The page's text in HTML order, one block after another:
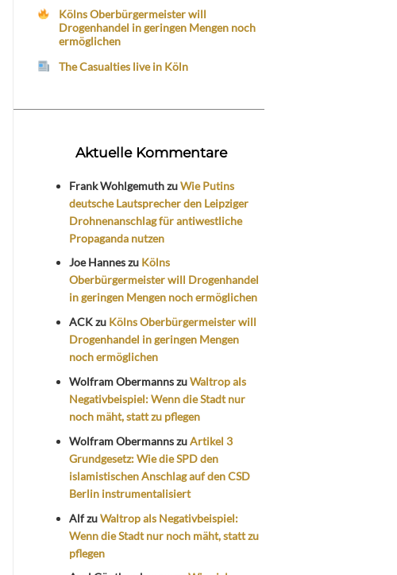
Kölns Oberbürgermeister will
Drogenhandel in geringen Mengen noch
ermöglichen
The Casualties live in Köln
Aktuelle Kommentare
Frank WohlgemuthzuWie Putins
deutsche Lautsprecher den Leipziger
Drohnenanschlag für antiwestliche
Propaganda nutzen
Joe Hanneszu Kölns
Oberbürgermeister will Drogenhandel
in geringen Mengen noch ermöglichen
ACKzu Kölns Oberbürgermeister will
Drogenhandel in geringen Mengen
noch ermöglichen
Wolfram ObermannszuWaltrop als
Negativbeispiel: Wenn die Stadt nur
noch mäht, statt zu pflegen
Wolfram ObermannszuArtikel 3
Grundgesetz: Wie die SPD den
islamistischen Anschlag auf den CSD
Berlin instrumentalisiert
AlfzuWaltrop als Negativbeispiel:
Wenn die Stadt nur noch mäht, statt zu
pflegen